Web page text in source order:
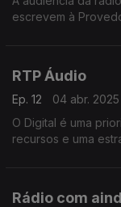
escrevem à
RTP Áudio
Ep. 12
04 abr. 2025
O Digital é uma
recursos e uma
Rádio com